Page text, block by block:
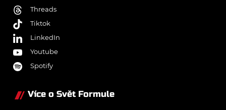
Threads
Tiktok
LinkedIn
Youtube
Spotify
Více o Svět Formule